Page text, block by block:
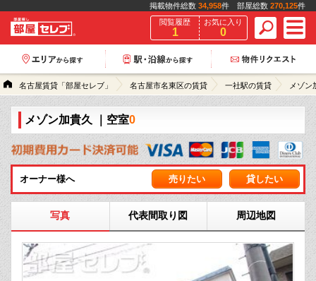
掲載物件総数 34,958件 部屋総数 270,125件
閲覧履歴
1
お気に入り
0
名古屋賃貸「部屋セレブ」 名古屋市名東区の賃貸 一社駅の賃貸 メゾン
メゾン加貴久 ｜空室0
オーナー様へ 売りたい 貸したい
写真 代表間取り図 周辺地図